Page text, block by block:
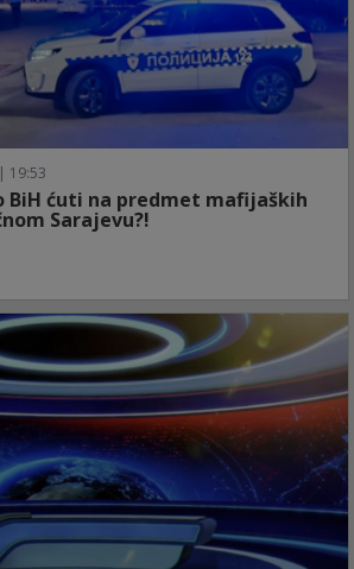
19:53
BiH ćuti na predmet mafijaških
Sarajevu?!